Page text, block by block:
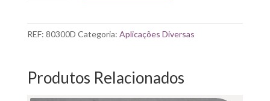
APLICAÇÕES
FOLHAS
REF: 80300D Categoria: Aplicações Diversas
Produtos Relacionados